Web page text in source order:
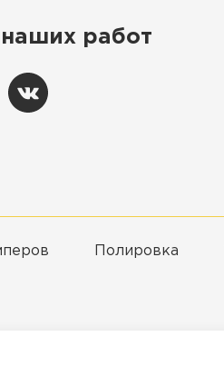
работ
Полировка